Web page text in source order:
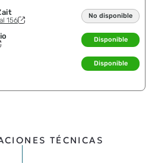
156
No disponible
Disponible
Disponible
TÉCNICAS